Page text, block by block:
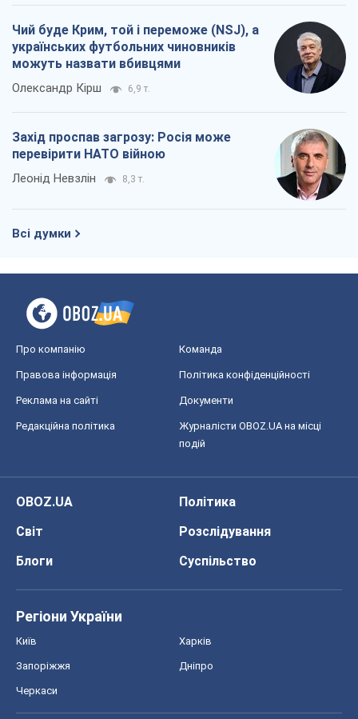
Чий буде Крим, той і переможе (NSJ), а
українських футбольних чиновників
можуть назвати вбивцями
Олександр Кірш 6,9 т.
Захід проспав загрозу: Росія може
перевірити НАТО війною
Леонід Невзлін 8,3 т.
Всі думки
Про компанію Команда
Правова інформація Політика конфіденційності
Реклама на сайті Документи
Редакційна політика
Журналісти OBOZ.UA на місці
подій
OBOZ.UA
Політика
Світ
Розслідування
Блоги
Суспільство
Регіони України
Київ Харків
Запоріжжя Дніпро
Черкаси